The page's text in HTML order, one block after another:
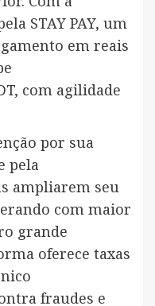
STAY PAY, um
em reais
com agilidade
por sua
pela
ampliarem seu
com maior
grande
oferece taxas
fraudes e